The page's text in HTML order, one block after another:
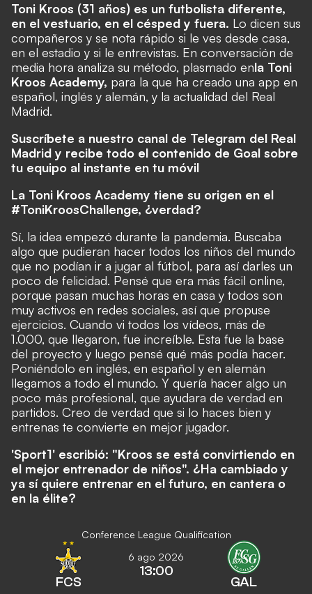
Toni Kroos (31 años) es un futbolista diferente,
en el vestuario, en el césped y fuera. Lo dicen sus
compañeros y se nota rápido si le ves desde casa,
en el estadio y si le entrevistas. En conversación de
media hora analiza su método, plasmado enla Toni
Kroos Academy, para la que ha creado una app en
español, inglés y alemán, y la actualidad del Real
Madrid.
Suscríbete a nuestro canal de Telegram del Real
Madrid y recibe todo el contenido de Goal sobre
tu equipo al instante en tu móvil
La Toni Kroos Academy tiene su origen en el
#ToniKroosChallenge, ¿verdad?
Sí, la idea empezó durante la pandemia. Buscaba
algo que pudieran hacer todos los niños del mundo
que no podían ir a jugar al fútbol, para así darles un
poco de felicidad. Pensé que era más fácil online,
porque pasan muchas horas en casa y todos son
muy activos en redes sociales, así que propuse
ejercicios. Cuando vi todos los vídeos, más de
1.000, que llegaron, fue increíble. Esta fue la base
del proyecto y luego pensé qué más podía hacer.
Poniéndolo en inglés, en español y en alemán
llegamos a todo el mundo. Y quería hacer algo un
poco más profesional, que ayudara de verdad en
partidos. Creo de verdad que si lo haces bien y
entrenas te convierte en mejor jugador.
'Sport1' escribió: "Kroos se está convirtiendo en
el mejor entrenador de niños". ¿Ha cambiado y
ya sí quiere entrenar en el futuro, en cantera o
en la élite?
Conference League Qualification
FCS
6 ago 2026
13:00
GAL